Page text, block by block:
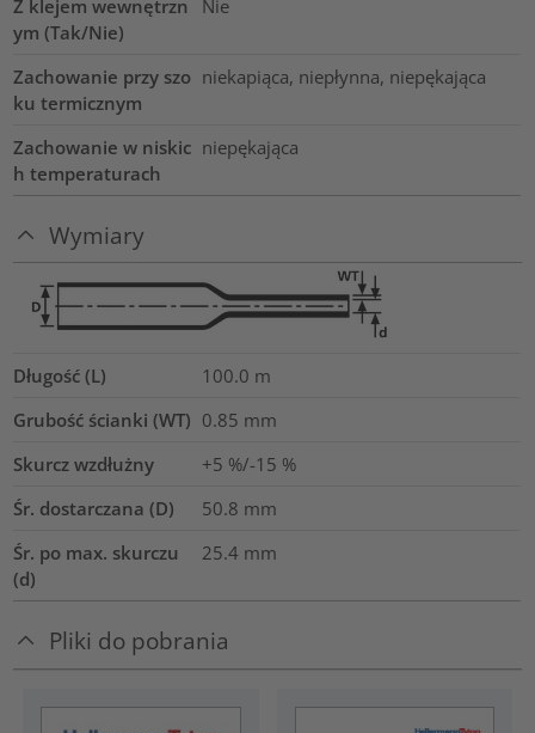
Z klejem wewnętrzn
ym (Tak/Nie)
Nie
Zachowanie przy szo
ku termicznym
niekapiąca, niepłynna, niepękająca
Zachowanie w niskic
h temperaturach
niepękająca
Wymiary
Długość (L) 100.0 m
Grubość ścianki (WT) 0.85 mm
Skurcz wzdłużny
+5 %/-15 %
Śr. dostarczana (D)
50.8 mm
Śr. po max. skurczu
(d)
25.4 mm
Pliki do pobrania